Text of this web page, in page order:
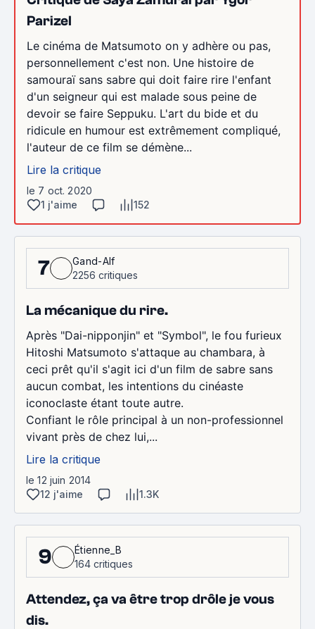
Parizel
Le cinéma de Matsumoto on y adhère ou pas,
personnellement c'est non. Une histoire de
samouraï sans sabre qui doit faire rire l'enfant
d'un seigneur qui est malade sous peine de
devoir se faire Seppuku. L'art du bide et du
ridicule en humour est extrêmement compliqué,
l'auteur de ce film se démène...
Lire la critique
le 7 oct. 2020
1 j'aime
152
7
Gand-Alf
2256 critiques
La mécanique du rire.
Après "Dai-nipponjin" et "Symbol", le fou furieux
Hitoshi Matsumoto s'attaque au chambara, à
ceci prêt qu'il s'agit ici d'un film de sabre sans
aucun combat, les intentions du cinéaste
iconoclaste étant toute autre.
Confiant le rôle principal à un non-professionnel
vivant près de chez lui,...
Lire la critique
le 12 juin 2014
12 j'aime
1.3K
9
Étienne_B
164 critiques
Attendez, ça va être trop drôle je vous
dis.